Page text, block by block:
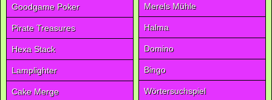
Goodgame Poker
Pirate Treasures
Hexa Stack
Lamplighter
Cake Merge
Merels Mühle
Halma
Domino
Bingo
Wörtersuchspiel